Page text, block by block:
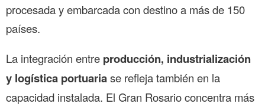
procesada y embarcada con destino a más de 150
países.
La integración entre producción, industrialización
y logística portuariase refleja también en la
capacidad instalada. El Gran Rosario concentra más